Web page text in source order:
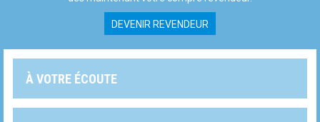
DEVENIR REVENDEUR
À VOTRE ÉCOUTE